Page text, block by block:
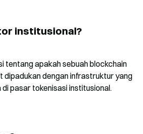
institusional?
tentang apakah sebuah blockchain
dipadukan dengan infrastruktur yang
pasar tokenisasi institusional.